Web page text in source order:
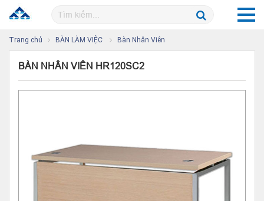
Trang chủ BÀN LÀM VIỆC Bàn Nhân Viên
BÀN NHÂN VIÊN HR120SC2